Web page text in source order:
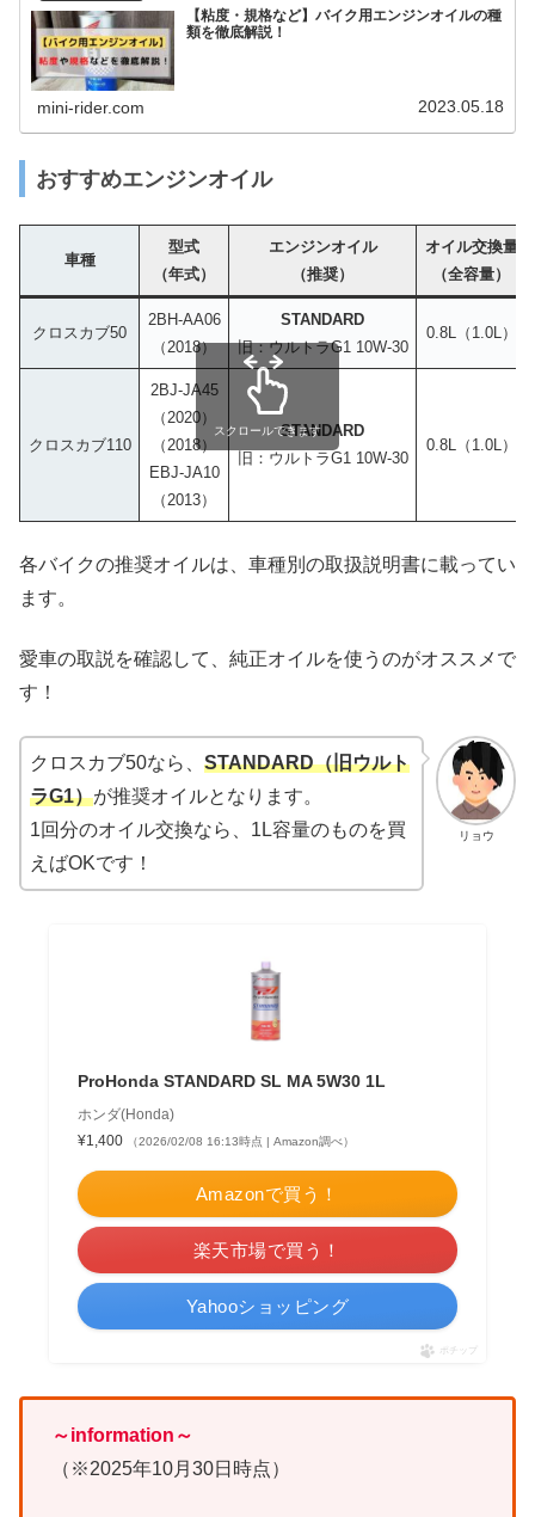
【粘度・規格など】バイク用エンジンオイルの種
類を徹底解説！
mini-rider.com 2023.05.18
おすすめエンジンオイル
車種
型式
（年式）
エンジンオイル
（推奨）
オイル交換量
（全容量）
クロスカブ50
2BH-AA06
（2018）
STANDARD
旧：ウルトラG1 10W-30
0.8L（1.0L）
クロスカブ110
2BJ-JA45
（2020）
（2018）
EBJ-JA10
（2013）
STANDARD
旧：ウルトラG1 10W-30
0.8L（1.0L）
スクロールできます
各バイクの推奨オイルは、車種別の取扱説明書に載ってい
ます。
愛車の取説を確認して、純正オイルを使うのがオススメで
す！
リョウ
クロスカブ50なら、 STANDARD（旧ウルト
ラG1）が推奨オイルとなります。
1回分のオイル交換なら、1L容量のものを買
えばOKです！
ProHonda STANDARD SL MA 5W30 1L
ホンダ(Honda)
¥1,400
（2026/02/08 16:13時点 | Amazon調べ）
Amazonで買う！
楽天市場で買う！
Yahooショッピング
ポチップ
～information～
（※2025年10月30日時点）